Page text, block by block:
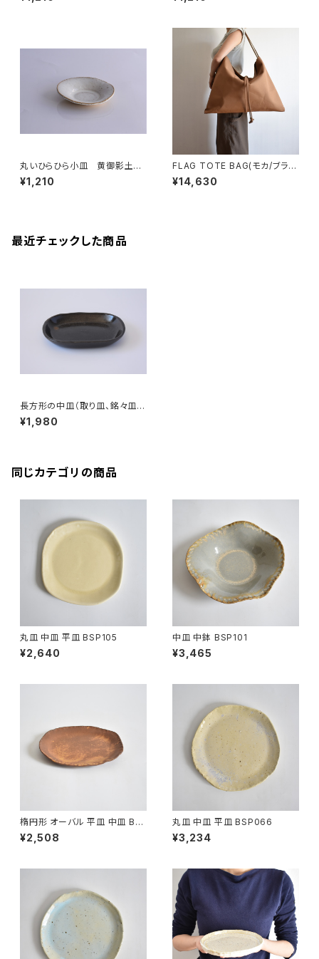
丸いひらひら小皿 黄御影土×
チタンマット釉
¥1,210
FLAG TOTE BAG(モカ/ブラウ
ン)
¥14,630
最近チェックした商品
長方形の中皿（取り皿、銘々皿、
中皿）赤土×錆釉
¥1,980
同じカテゴリの商品
丸皿 中皿 平皿 BSP105
¥2,640
中皿 中鉢 BSP101
¥3,465
楕円形 オーバル 平皿 中皿 BS
P090
¥2,508
丸皿 中皿 平皿 BSP066
¥3,234